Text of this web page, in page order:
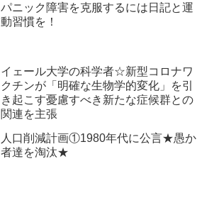
パニック障害を克服するには日記と運
動習慣を！
イェール大学の科学者☆新型コロナワ
クチンが「明確な生物学的変化」を引
き起こす憂慮すべき新たな症候群との
関連を主張
人口削減計画①1980年代に公言★愚か
者達を淘汰★